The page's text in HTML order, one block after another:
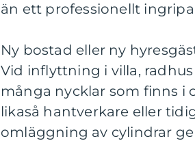
än ett professionellt
Ny bostad eller ny
Vid inflyttning i villa,
många nycklar som finns i
likaså hantverkare eller
omläggning av cylindrar